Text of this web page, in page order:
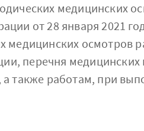
медицинских
от 28 января 2021
осмотров
перечня
работам, при